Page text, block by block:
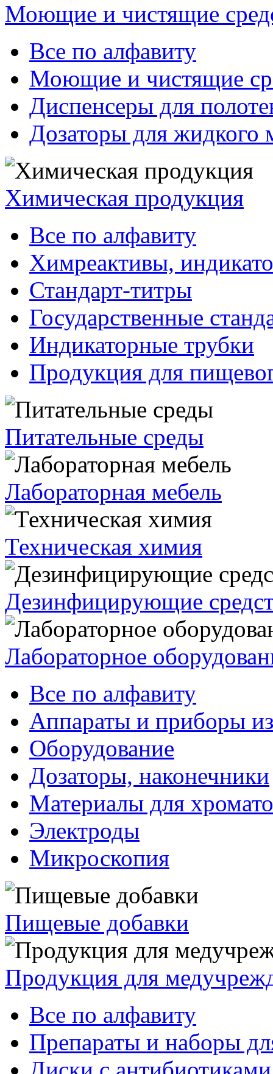
Моющие и чистящие
Все по алфавиту
Моющие и чистящие
Диспенсеры для
Дозаторы для жидкого
Химическая продукция
Все по алфавиту
Химреактивы,
Стандарт-титры
Государственные
Индикаторные трубки
Продукция для
Питательные среды
Лабораторная мебель
Техническая химия
Дезинфицирующие
Лабораторное
Все по алфавиту
Аппараты и приборы из
Оборудование
Дозаторы, наконечники
Материалы для
Электроды
Микроскопия
Пищевые добавки
Продукция для
Все по алфавиту
Препараты и наборы